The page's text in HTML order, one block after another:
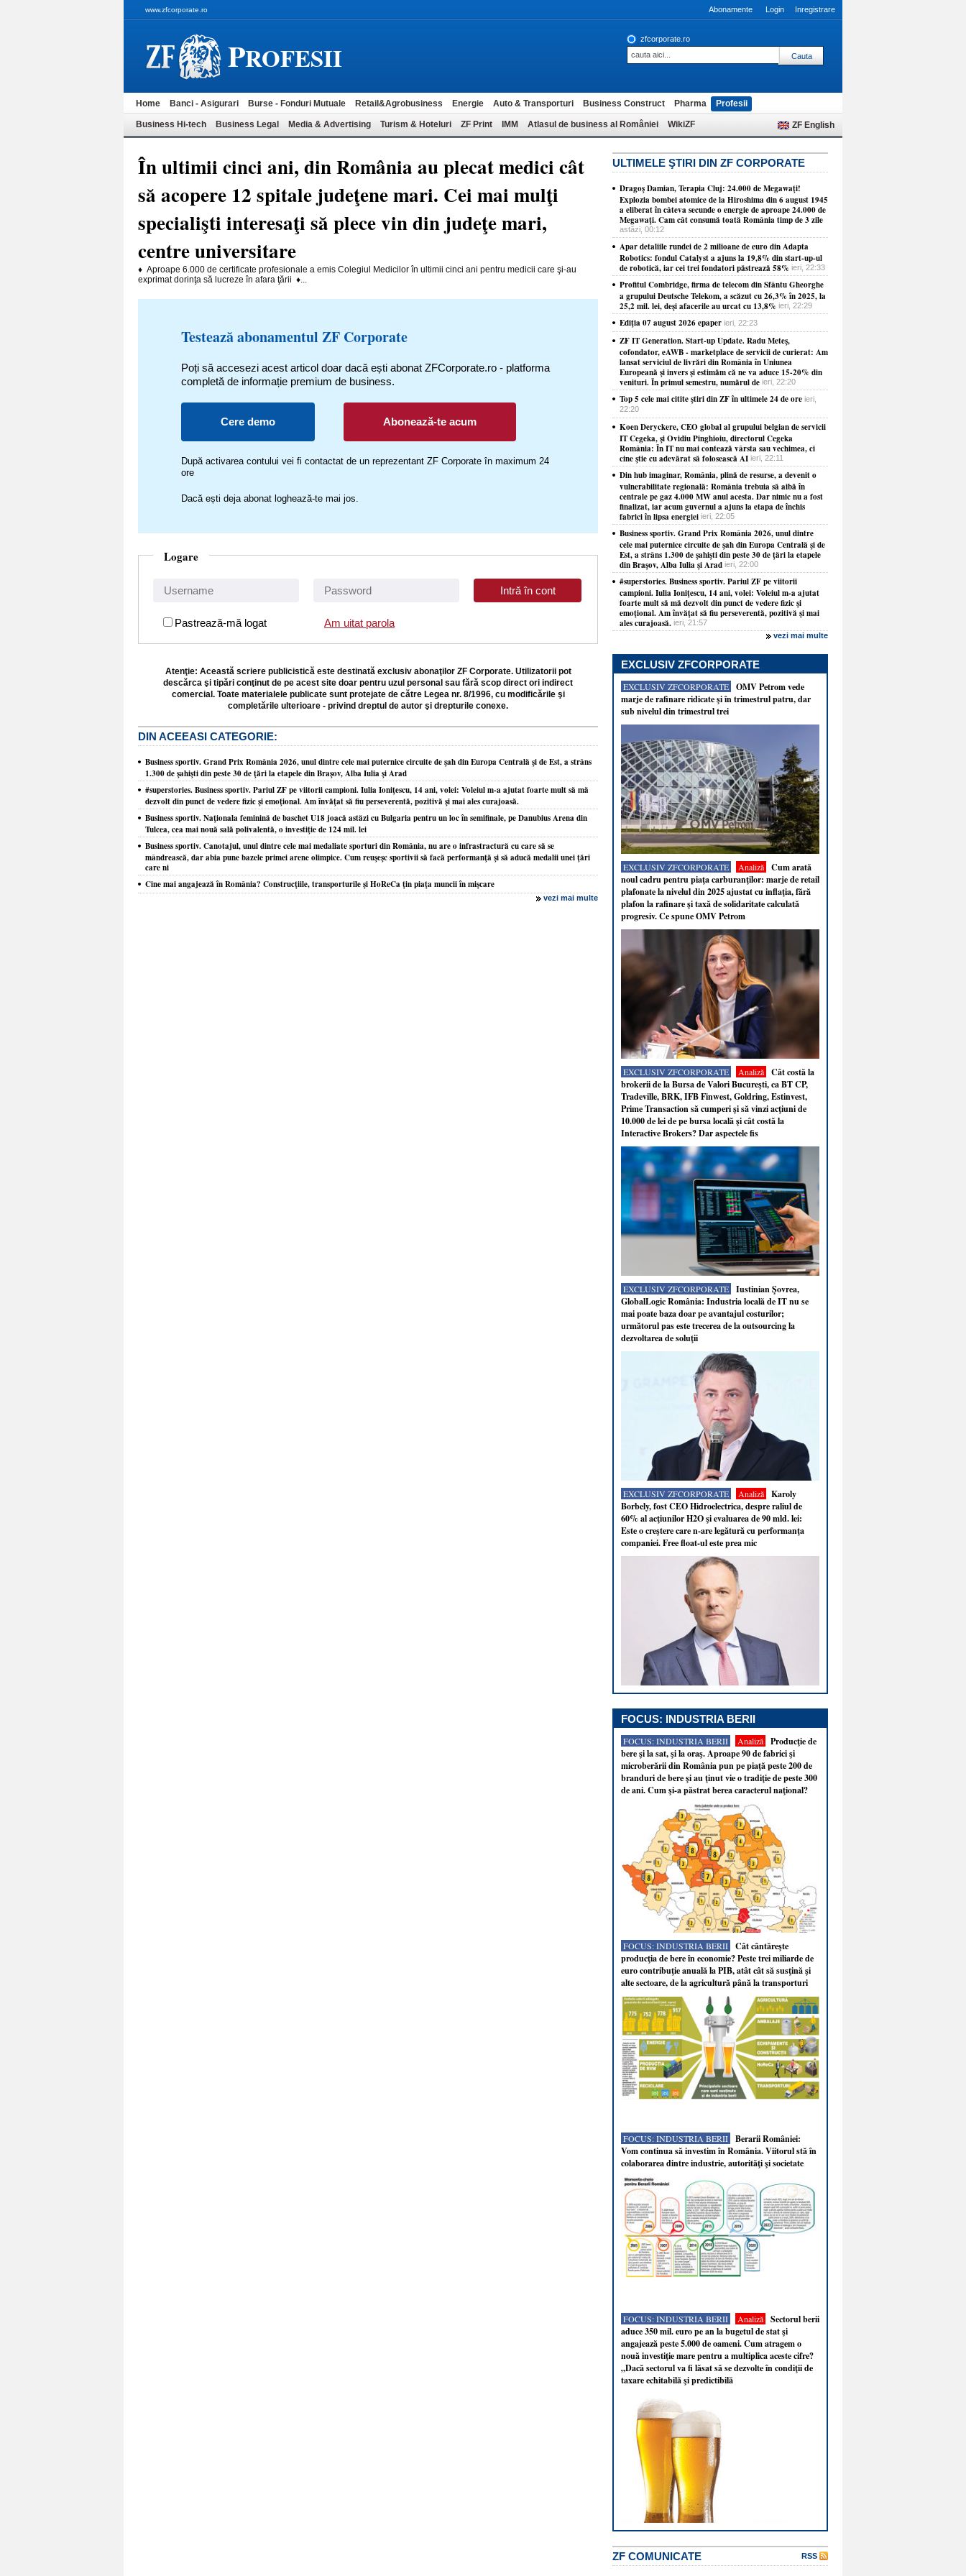
www.zfcorporate.ro Abonamente Login Inregistrare
PROFESII
zfcorporate.ro
Home Banci - Asigurari Burse - Fonduri Mutuale Retail&Agrobusiness Energie Auto & Transporturi Business Construct Pharma Profesii
Business Hi-tech Business Legal Media & Advertising Turism & Hoteluri ZF Print IMM Atlasul de business al României WikiZF ZF English
În ultimii cinci ani, din România au plecat medici cât
să acopere 12 spitale judeţene mari. Cei mai mulţi
specialişti interesaţi să plece vin din judeţe mari,
centre universitare
♦ Aproape 6.000 de certificate profesionale a emis Colegiul Medicilor în ultimii cinci ani pentru medicii care şi-au
exprimat dorinţa să lucreze în afara ţării ♦...
Testează abonamentul ZF Corporate
Poți să accesezi acest articol doar dacă ești abonat ZFCorporate.ro - platforma
completă de informație premium de business.
Cere demo Abonează-te acum
După activarea contului vei fi contactat de un reprezentant ZF Corporate în maximum 24
ore
Dacă ești deja abonat loghează-te mai jos.
Logare
Pastrează-mă logat Am uitat parola
Atenţie: Această scriere publicistică este destinată exclusiv abonaţilor ZF Corporate. Utilizatorii pot
descărca şi tipări conţinut de pe acest site doar pentru uzul personal sau fără scop direct ori indirect
comercial. Toate materialele publicate sunt protejate de către Legea nr. 8/1996, cu modificările şi
completările ulterioare - privind dreptul de autor şi drepturile conexe.
DIN ACEEASI CATEGORIE:
Business sportiv. Grand Prix România 2026, unul dintre cele mai puternice circuite de şah din Europa Centrală şi de Est, a strâns
1.300 de şahişti din peste 30 de ţări la etapele din Braşov, Alba Iulia şi Arad
#superstories. Business sportiv. Pariul ZF pe viitorii campioni. Iulia Ioniţescu, 14 ani, volei: Voleiul m-a ajutat foarte mult să mă
dezvolt din punct de vedere fizic şi emoţional. Am învăţat să fiu perseverentă, pozitivă şi mai ales curajoasă.
Business sportiv. Naţionala feminină de baschet U18 joacă astăzi cu Bulgaria pentru un loc în semifinale, pe Danubius Arena din
Tulcea, cea mai nouă sală polivalentă, o investiţie de 124 mil. lei
Business sportiv. Canotajul, unul dintre cele mai medaliate sporturi din România, nu are o infrastractură cu care să se
mândrească, dar abia pune bazele primei arene olimpice. Cum reuşeşc sportivii să facă performanţă şi să aducă medalii unei ţări
care ni
Cine mai angajează în România? Construcţiile, transporturile şi HoReCa ţin piaţa muncii în mişcare
vezi mai multe
ULTIMELE ŞTIRI DIN ZF CORPORATE
Dragoş Damian, Terapia Cluj: 24.000 de Megawaţi!
Explozia bombei atomice de la Hiroshima din 6 august 1945
a eliberat în câteva secunde o energie de aproape 24.000 de
Megawaţi. Cam cât consumă toată România timp de 3 zile
astăzi, 00:12
Apar detaliile rundei de 2 milioane de euro din Adapta
Robotics: fondul Catalyst a ajuns la 19,8% din start-up-ul
de robotică, iar cei trei fondatori păstrează 58% ieri, 22:33
Profitul Combridge, firma de telecom din Sfântu Gheorghe
a grupului Deutsche Telekom, a scăzut cu 26,3% în 2025, la
25,2 mil. lei, deşi afacerile au urcat cu 13,8% ieri, 22:29
Ediţia 07 august 2026 epaper ieri, 22:23
ZF IT Generation. Start-up Update. Radu Meteş,
cofondator, eAWB - marketplace de servicii de curierat: Am
lansat serviciul de livrări din România în Uniunea
Europeană şi invers şi estimăm că ne va aduce 15-20% din
venituri. În primul semestru, numărul de ieri, 22:20
Top 5 cele mai citite ştiri din ZF în ultimele 24 de ore ieri,
22:20
Koen Deryckere, CEO global al grupului belgian de servicii
IT Cegeka, şi Ovidiu Pinghioiu, directorul Cegeka
România: În IT nu mai contează vârsta sau vechimea, ci
cine ştie cu adevărat să folosească AI ieri, 22:11
Din hub imaginar, România, plină de resurse, a devenit o
vulnerabilitate regională: România trebuia să aibă în
centrale pe gaz 4.000 MW anul acesta. Dar nimic nu a fost
finalizat, iar acum guvernul a ajuns la etapa de închis
fabrici în lipsa energiei ieri, 22:05
Business sportiv. Grand Prix România 2026, unul dintre
cele mai puternice circuite de şah din Europa Centrală şi de
Est, a strâns 1.300 de şahişti din peste 30 de ţări la etapele
din Braşov, Alba Iulia şi Arad ieri, 22:00
#superstories. Business sportiv. Pariul ZF pe viitorii
campioni. Iulia Ioniţescu, 14 ani, volei: Voleiul m-a ajutat
foarte mult să mă dezvolt din punct de vedere fizic şi
emoţional. Am învăţat să fiu perseverentă, pozitivă şi mai
ales curajoasă. ieri, 21:57
vezi mai multe
EXCLUSIV ZFCORPORATE
EXCLUSIV ZFCORPORATE
OMV Petrom vede
marje de rafinare ridicate şi în trimestrul patru, dar
sub nivelul din trimestrul trei
EXCLUSIV ZFCORPORATE Analiză
Cum arată
noul cadru pentru piaţa carburanţilor: marje de retail
plafonate la nivelul din 2025 ajustat cu inflaţia, fără
plafon la rafinare şi taxă de solidaritate calculată
progresiv. Ce spune OMV Petrom
EXCLUSIV ZFCORPORATE Analiză
Cât costă la
brokerii de la Bursa de Valori Bucureşti, ca BT CP,
Tradeville, BRK, IFB Finwest, Goldring, Estinvest,
Prime Transaction să cumperi şi să vinzi acţiuni de
10.000 de lei de pe bursa locală şi cât costă la
Interactive Brokers? Dar aspectele fis
EXCLUSIV ZFCORPORATE
Iustinian Şovrea,
GlobalLogic România: Industria locală de IT nu se
mai poate baza doar pe avantajul costurilor;
următorul pas este trecerea de la outsourcing la
dezvoltarea de soluţii
EXCLUSIV ZFCORPORATE Analiză
Karoly
Borbely, fost CEO Hidroelectrica, despre raliul de
60% al acţiunilor H2O şi evaluarea de 90 mld. lei:
Este o creştere care n-are legătură cu performanţa
companiei. Free float-ul este prea mic
FOCUS: INDUSTRIA BERII
FOCUS: INDUSTRIA BERII Analiză
Producţie de
bere şi la sat, şi la oraş. Aproape 90 de fabrici şi
microberării din România pun pe piaţă peste 200 de
branduri de bere şi au ţinut vie o tradiţie de peste 300
de ani. Cum şi-a păstrat berea caracterul naţional?
FOCUS: INDUSTRIA BERII
Cât cântăreşte
producţia de bere în economie? Peste trei miliarde de
euro contribuţie anuală la PIB, atât cât să susţină şi
alte sectoare, de la agricultură până la transporturi
FOCUS: INDUSTRIA BERII
Berarii României:
Vom continua să investim în România. Viitorul stă în
colaborarea dintre industrie, autorităţi şi societate
FOCUS: INDUSTRIA BERII Analiză
Sectorul berii
aduce 350 mil. euro pe an la bugetul de stat şi
angajează peste 5.000 de oameni. Cum atragem o
nouă investiţie mare pentru a multiplica aceste cifre?
„Dacă sectorul va fi lăsat să se dezvolte în condiţii de
taxare echitabilă şi predictibilă
ZF COMUNICATE RSS